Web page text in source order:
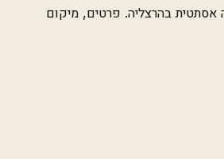
אסתטית בהרצליה. פרטים, מיקום